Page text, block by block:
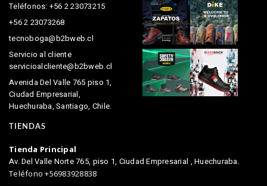
Teléfonos: +56 2 23073215
+56 2 23073268
tecnoboga@b2bweb.cl
Servicio al cliente
servicioalcliente@b2bweb.cl
Avenida Del Valle 765 piso 1,
Ciudad Empresarial,
Huechuraba, Santiago, Chile.
TIENDAS
Tienda Principal
Av. Del Valle Norte 765, piso 1, Ciudad Empresarial , Huechuraba.
Teléfono +56983928838